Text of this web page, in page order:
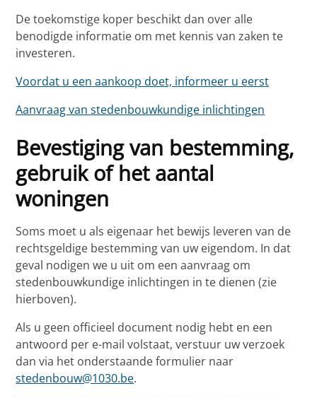
De toekomstige koper beschikt dan over alle
benodigde informatie om met kennis van zaken te
investeren.
Voordat u een aankoop doet, informeer u eerst
Aanvraag van stedenbouwkundige inlichtingen
Bevestiging van bestemming,
gebruik of het aantal
woningen
Soms moet u als eigenaar het bewijs leveren van de
rechtsgeldige bestemming van uw eigendom. In dat
geval nodigen we u uit om een aanvraag om
stedenbouwkundige inlichtingen in te dienen (zie
hierboven).
Als u geen officieel document nodig hebt en een
antwoord per e-mail volstaat, verstuur uw verzoek
dan via het onderstaande formulier naar
stedenbouw@1030.be.